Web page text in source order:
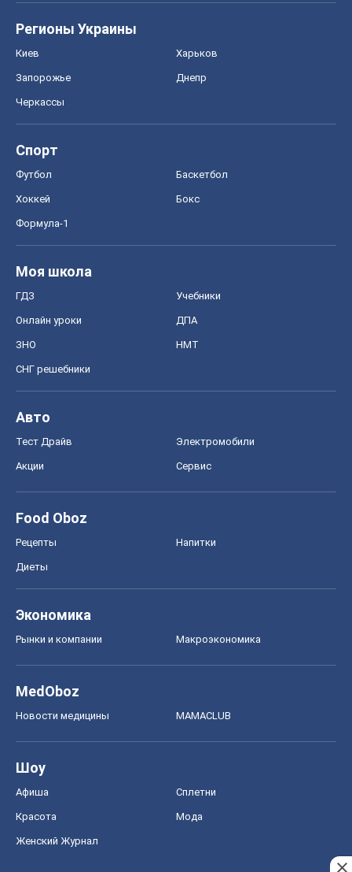
Регионы Украины
Киев Харьков
Запорожье Днепр
Черкассы
Спорт
Футбол Баскетбол
Хоккей Бокс
Формула-1
Моя школа
ГДЗ Учебники
Онлайн уроки ДПА
ЗНО НМТ
СНГ решебники
Авто
Тест Драйв Электромобили
Акции Сервис
Food Oboz
Рецепты Напитки
Диеты
Экономика
Рынки и компании Mакроэкономика
MedOboz
Новости медицины MAMACLUB
Шоу
Афиша Сплетни
Красота Мода
Женский Журнал